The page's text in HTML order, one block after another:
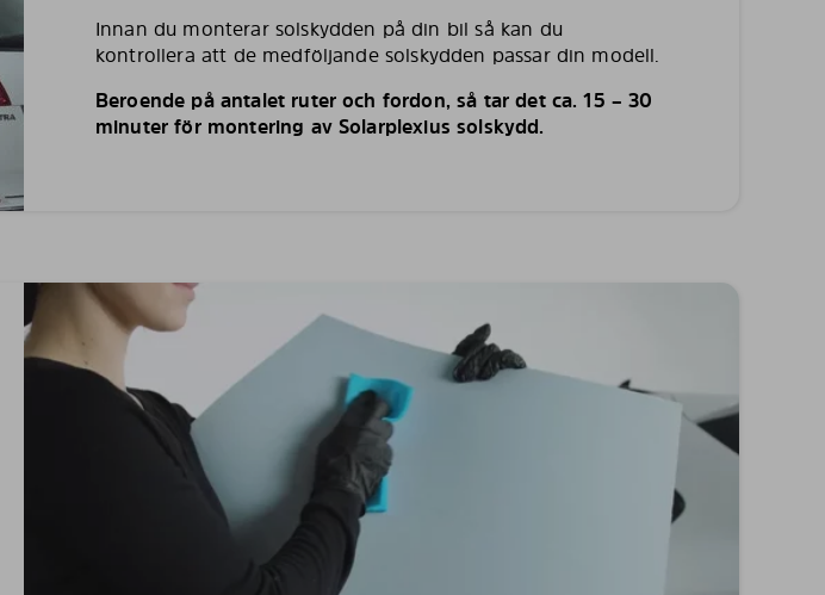
Innan du monterar solskydden på din bil så kan du
kontrollera att de medföljande solskydden passar din modell.
Beroende på antalet ruter och fordon, så tar det ca. 15 – 30
minuter för montering av Solarplexius solskydd.